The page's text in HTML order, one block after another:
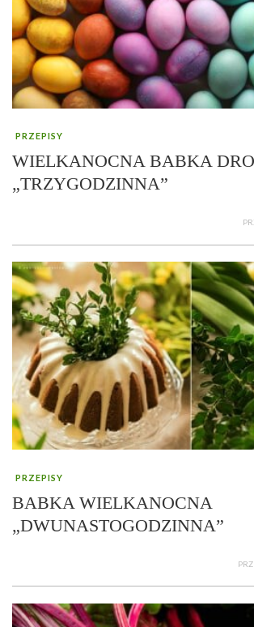
PRZEPISY
WIELKANOCNA BABKA
„TRZYGODZINNA”
PRZEPISY
BABKA WIELKANOCNA
„DWUNASTOGODZINNA”